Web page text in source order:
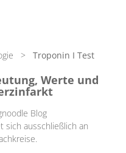
> Troponin I Test
Werte und
Blog
sich ausschließlich an